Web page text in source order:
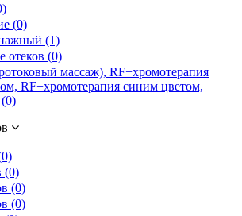
(0)
(1)
отеков (0)
массаж), RF+хромотерапия
RF+хромотерапия синим цветом,
(0)
(0)
(0)